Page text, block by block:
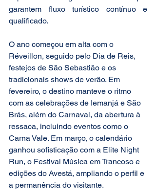
garantem fluxo turístico contínuo e
qualificado.
O ano começou em alta com o
Réveillon, seguido pelo Dia de Reis,
festejos de São Sebastião e os
tradicionais shows de verão. Em
fevereiro, o destino manteve o ritmo
com as celebrações de Iemanjá e São
Brás, além do Carnaval, da abertura à
ressaca, incluindo eventos como o
Carna Vale. Em março, o calendário
ganhou sofisticação com a Elite Night
Run, o Festival Música em Trancoso e
edições do Avestá, ampliando o perfil e
a permanência do visitante.